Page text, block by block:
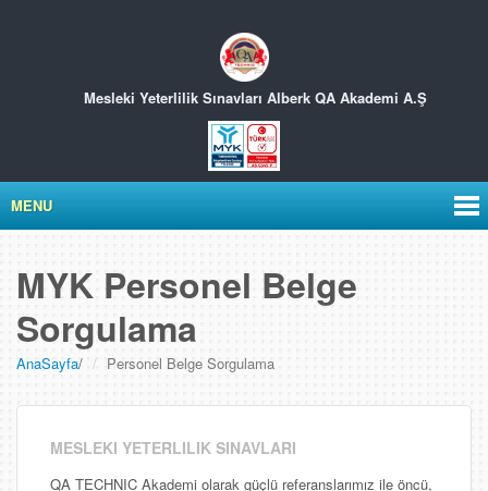
Mesleki Yeterlilik Sınavları Alberk QA Akademi A.Ş
MENU
MYK Personel Belge
Sorgulama
AnaSayfa/ Personel Belge Sorgulama
MESLEKI YETERLILIK SINAVLARI
QA TECHNIC Akademi olarak güçlü referanslarımız ile öncü,